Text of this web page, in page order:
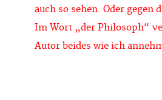
auch so sehen. Oder gegen
Im Wort „der Philosoph“
Autor beides wie ich